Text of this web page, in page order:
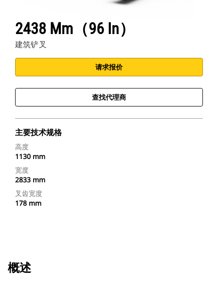
2438 Mm（96 In）
建筑铲叉
请求报价
查找代理商
主要技术规格
高度
1130 mm
宽度
2833 mm
叉齿宽度
178 mm
概述